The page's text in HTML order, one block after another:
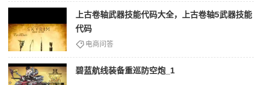
上古卷轴武器技能代码大全，上古卷轴5武器技能
代码
电商问答
碧蓝航线装备重巡防空炮_1